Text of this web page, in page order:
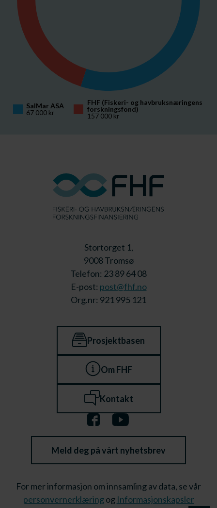
SalMar ASA
67 000 kr
FHF (Fiskeri- og havbruksnæringens
forskningsfond)
157 000 kr
Stortorget 1,
9008 Tromsø
Telefon: 23 89 64 08
E-post: post@fhf.no
Org.nr: 921 995 121
Prosjektbasen
Om FHF
Kontakt
Meld deg på vårt nyhetsbrev
For mer informasjon om innsamling av data, se vår
personvernerklæringog Informasjonskapsler